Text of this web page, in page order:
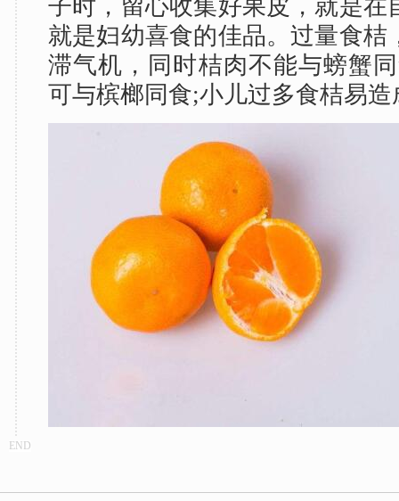
子时，留心收集好果皮，就是在
就是妇幼喜食的佳品。过量食桔
滞气机，同时桔肉不能与螃蟹
可与槟榔同食;小儿过多食桔易造
END